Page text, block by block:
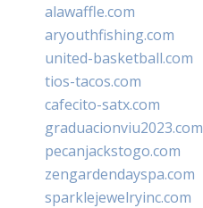
alawaffle.com
aryouthfishing.com
united-basketball.com
tios-tacos.com
cafecito-satx.com
graduacionviu2023.com
pecanjackstogo.com
zengardendayspa.com
sparklejewelryinc.com